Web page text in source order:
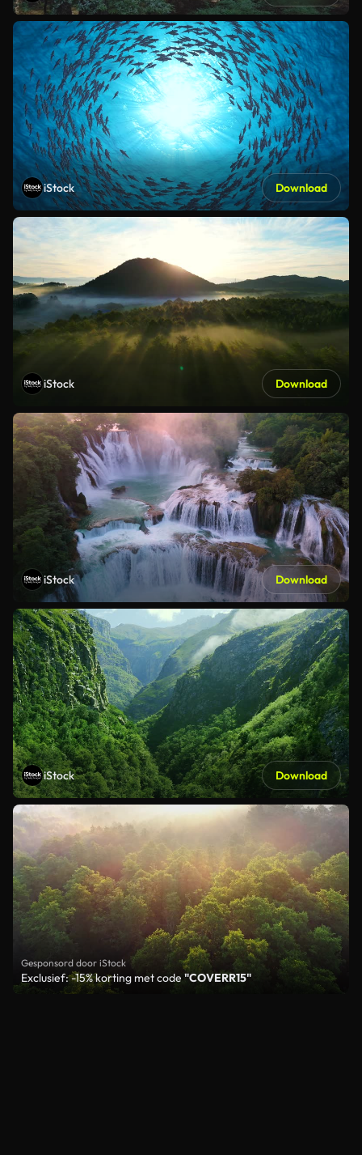
iStock Download
iStock Download
iStock Download
iStock Download
Gesponsord door iStock
Exclusief: -15% korting met code "COVERR15"